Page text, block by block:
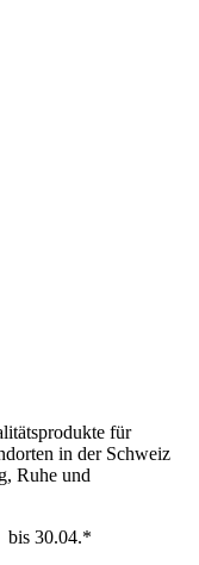
für
in der Schweiz
Ruhe und
bis 30.04.*